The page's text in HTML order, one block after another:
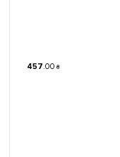
457.00 ₴